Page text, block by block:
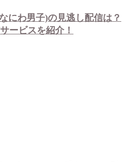
にわ男子)の見逃し配信は？
ービスを紹介！